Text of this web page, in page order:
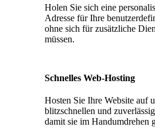
Holen Sie sich eine
Adresse für Ihre
ohne sich für zusätzliche
müssen.
Schnelles Web-Hosting
Hosten Sie Ihre Website auf
blitzschnellen und
damit sie im Handumdrehen